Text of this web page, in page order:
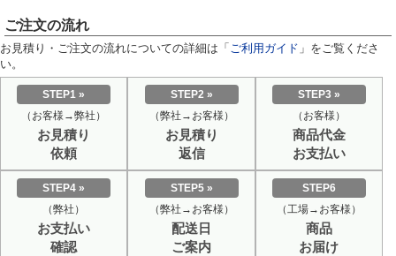
ご注文の流れ
お見積り・ご注文の流れについての詳細は「 ご利用ガイド 」をご覧くださ
い。
STEP1 »
（お客様→弊社）
お見積り
依頼
STEP2 »
（弊社→お客様）
お見積り
返信
STEP3 »
（お客様）
商品代金
お支払い
STEP4 »
（弊社）
お支払い
確認
STEP5 »
（弊社→お客様）
配送日
ご案内
STEP6
（工場→お客様）
商品
お届け